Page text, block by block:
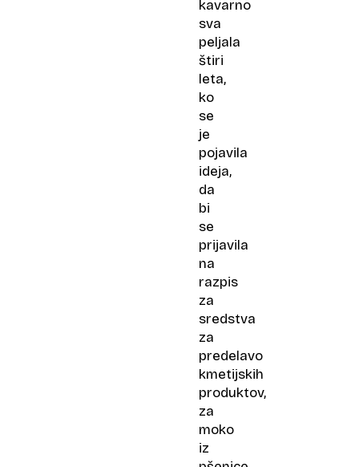
kavarno
sva
peljala
štiri
leta,
ko
se
je
pojavila
ideja,
da
bi
se
prijavila
na
razpis
za
sredstva
za
predelavo
kmetijskih
produktov,
za
moko
iz